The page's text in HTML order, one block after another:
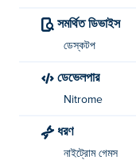
মিরর ইমেজটি নাইট্রোম
খেলুন Poki (পোকি):
আমি কিভাবে
আপনি Poki-এ বিনামূল্যে
সমর্থিত ডিভাইস
ডেস্কটপ
ডেভেলপার
Nitrome
ধরণ
নাইট্রোম গেমস